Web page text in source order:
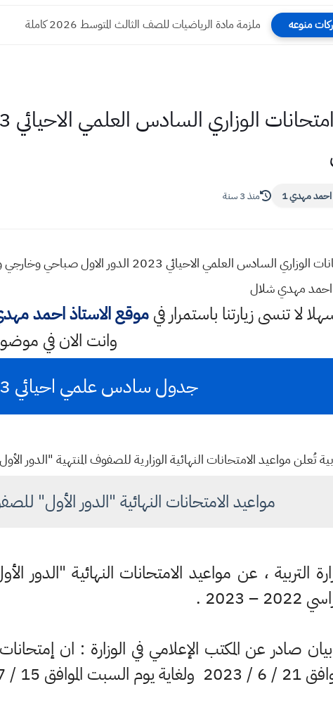
منوعه ملزمة مادة الرياضيات للصف الثالث المتوسط 2026 كاملة
احمد مهدي 1 منذ 3 سنة
جدول امتحانات الوزاري السادس العلمي
احمد مهدي شلال
لا تنسى زيارتنا باستمرار فيموقع الاستاذ احمد
وانت الان في
جدول سادس علمي احيائي 2023 دور اول
تُعلن مواعيد الامتحانات النهائية الوزارية للصفوف المنتهية "الدور الأول" للعام الدراسي
مواعيد الامتحانات النهائية "الدور الأول"
التربية ، عن مواعيد الامتحانات النهائية "الدور
2023 .
صادر عن المكتب الإعلامي في الوزارة : ان
15 / 7 / 2023 .